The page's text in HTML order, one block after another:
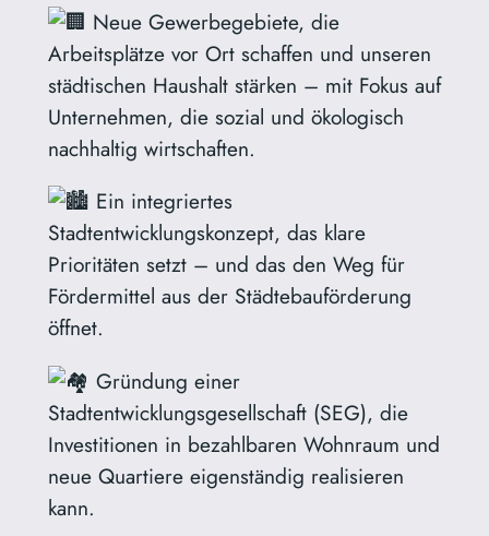
Neue Gewerbegebiete, die
Arbeitsplätze vor Ort schaffen und unseren
städtischen Haushalt stärken – mit Fokus auf
Unternehmen, die sozial und ökologisch
nachhaltig wirtschaften.
Ein integriertes
Stadtentwicklungskonzept, das klare
Prioritäten setzt – und das den Weg für
Fördermittel aus der Städtebauförderung
öffnet.
Gründung einer
Stadtentwicklungsgesellschaft (SEG), die
Investitionen in bezahlbaren Wohnraum und
neue Quartiere eigenständig realisieren
kann.